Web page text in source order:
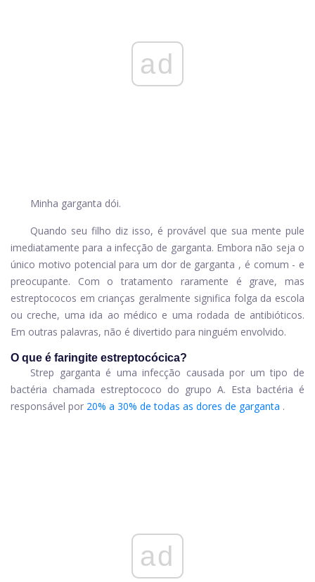
ad
Minha garganta dói.
Quando seu filho diz isso, é provável que sua mente pule
imediatamente para a infecção de garganta. Embora não seja o
único motivo potencial para um dor de garganta , é comum - e
preocupante. Com o tratamento raramente é grave, mas
estreptococos em crianças geralmente significa folga da escola
ou creche, uma ida ao médico e uma rodada de antibióticos.
Em outras palavras, não é divertido para ninguém envolvido.
O que é faringite estreptocócica?
Strep garganta é uma infecção causada por um tipo de
bactéria chamada estreptococo do grupo A. Esta bactéria é
responsável por 20% a 30% de todas as dores de garganta .
ad